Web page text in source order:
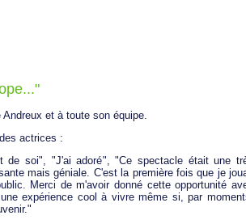
et à toute son équipe.
actrices :
de soi", "J'ai adoré", "Ce spectacle était une
mais géniale. C'est la première fois que je
Merci de m'avoir donné cette opportunité
expérience cool à vivre même si, par